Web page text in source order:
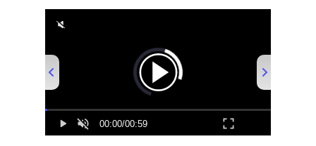
00:00/00:59